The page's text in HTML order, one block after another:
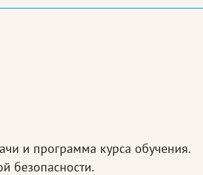
и программа курса обучения.
безопасности.